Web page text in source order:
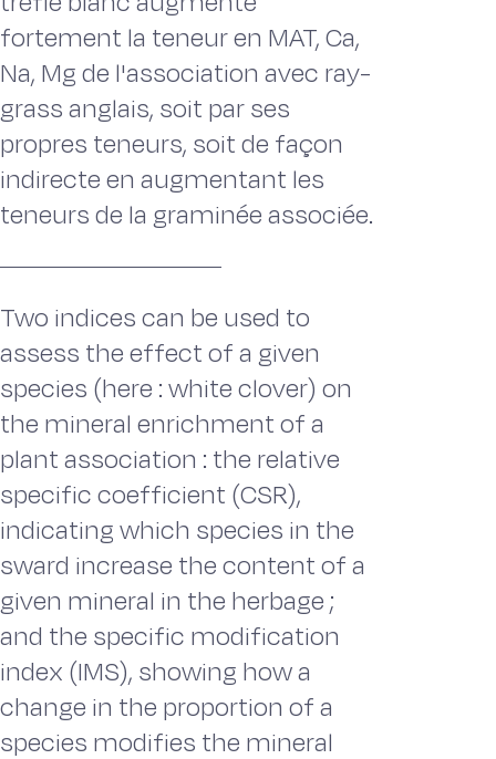
fortement la teneur en MAT, Ca,
Na, Mg de l'association avec ray-
grass anglais, soit par ses
propres teneurs, soit de façon
indirecte en augmentant les
teneurs de la graminée associée.
Two indices can be used to
assess the effect of a given
species (here : white clover) on
the mineral enrichment of a
plant association : the relative
specific coefficient (CSR),
indicating which species in the
sward increase the content of a
given mineral in the herbage ;
and the specific modification
index (IMS), showing how a
change in the proportion of a
species modifies the mineral